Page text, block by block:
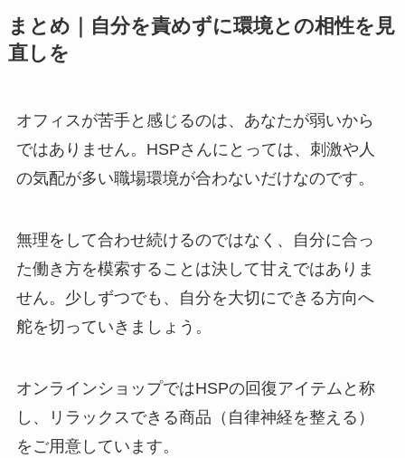
まとめ｜自分を責めずに環境との相性を見
直しを
オフィスが苦手と感じるのは、あなたが弱いから
ではありません。HSPさんにとっては、刺激や人
の気配が多い職場環境が合わないだけなのです。
無理をして合わせ続けるのではなく、自分に合っ
た働き方を模索することは決して甘えではありま
せん。少しずつでも、自分を大切にできる方向へ
舵を切っていきましょう。
オンラインショップではHSPの回復アイテムと称
し、リラックスできる商品（自律神経を整える）
をご用意しています。